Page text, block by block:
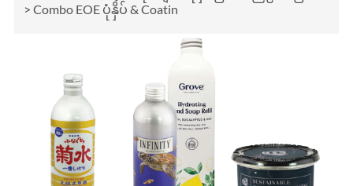
> Combo EOE ပုံနှိပ် & Coatin